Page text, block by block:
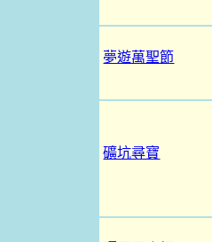
夢遊萬聖節
礦坑尋寶